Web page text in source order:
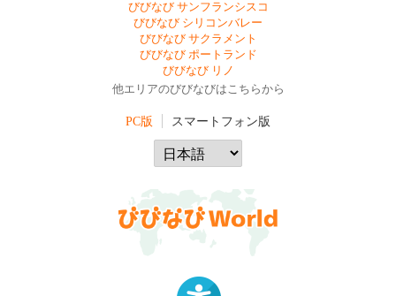
びびなび サンフランシスコ
びびなび シリコンバレー
びびなび サクラメント
びびなび ポートランド
びびなび リノ
他エリアのびびなびはこちらから
PC版 スマートフォン版